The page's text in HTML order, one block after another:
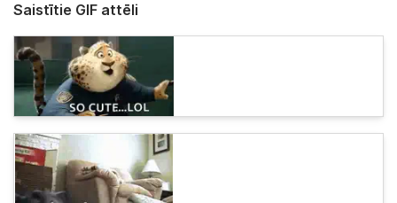
Saistītie GIF attēli